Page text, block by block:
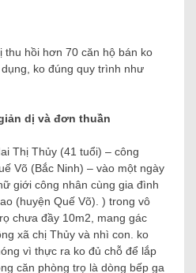
thu hồi hơn 70 căn hộ bán ko
ko đúng quy trình như
dị và đơn thuần
Thị Thủy (41 tuổi) – công
Võ (Bắc Ninh) – vào một ngày
giới công nhân cùng gia đình
(huyện Quế Võ). ) trong vô
chưa đầy 10m2, mang gác
xã chị Thủy và nhì con. ko
vì thực ra ko đủ chỗ để lắp
căn phòng trọ là dòng bếp ga